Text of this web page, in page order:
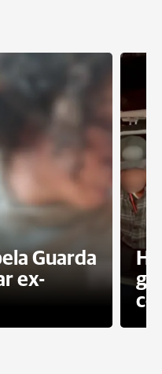
Guarda
ex-